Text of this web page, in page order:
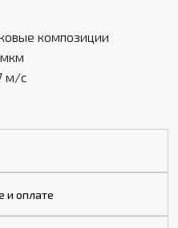
композиции
мкм
м/с
и оплате